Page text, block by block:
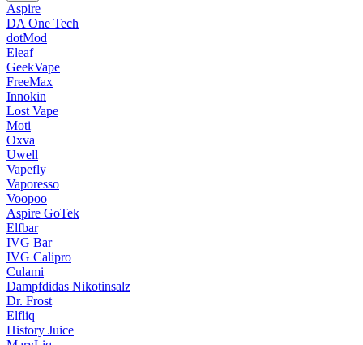
Aspire
DA One Tech
dotMod
Eleaf
GeekVape
FreeMax
Innokin
Lost Vape
Moti
Oxva
Uwell
Vapefly
Vaporesso
Voopoo
Aspire GoTek
Elfbar
IVG Bar
IVG Calipro
Culami
Dampfdidas Nikotinsalz
Dr. Frost
Elfliq
History Juice